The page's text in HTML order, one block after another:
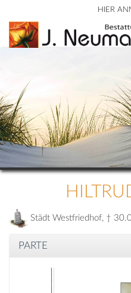
HIER
Städt Westfriedhof, †
PARTE